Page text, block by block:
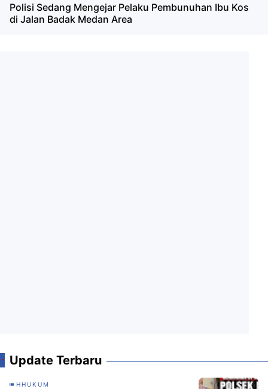
Polisi Sedang Mengejar Pelaku Pembunuhan Ibu Kos
di Jalan Badak Medan Area
Update Terbaru
HHUKUM